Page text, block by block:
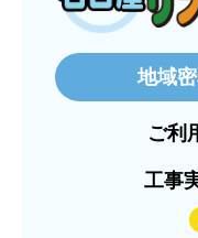
欲しい商品をスム
はい
ショップからの連
商品の梱包は必要
地域
ご利
工事